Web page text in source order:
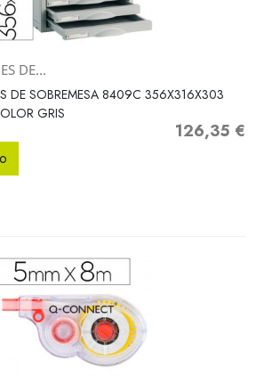
DE...
DE SOBREMESA 8409C 356X316X303
GRIS
Precio
126,35 €